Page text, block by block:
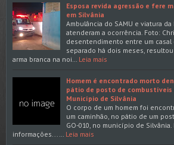
Esposa revida agressão e fere
em Silvânia
Ambulância do SAMU e viatura
atenderam a ocorrência. Foto:
desentendimento entre um
separado há dois meses,
arma branca na noi…
Leia mais
Homem é encontrado morto
pátio de posto de combustíveis
Município de Silvânia
O corpo de um homem foi
um caminhão, no pátio de um
GO-010, no município de
informações...…
Leia mais